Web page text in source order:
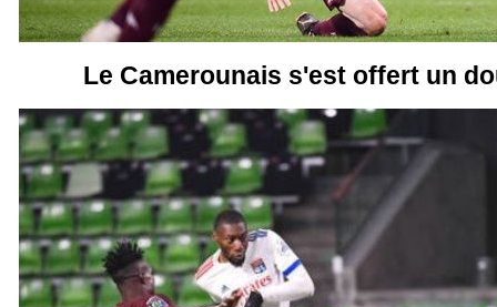
Le Camerounais s'est offert un